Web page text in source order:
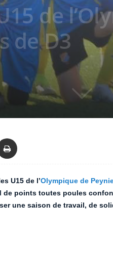
de
de D3
U15 de l’Olympique de
de points toutes poules
une saison de travail, de